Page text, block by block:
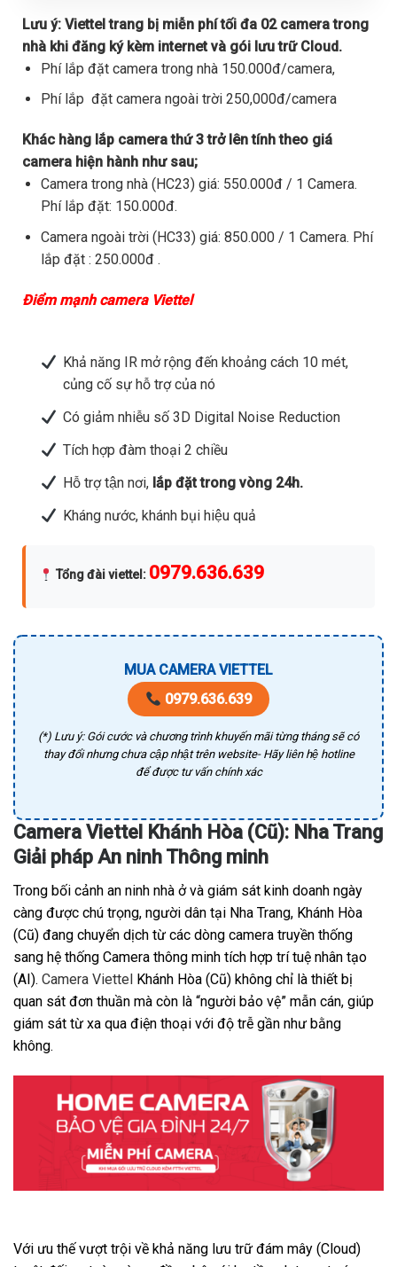
Lưu ý: Viettel trang bị miễn phí tối đa 02 camera trong
nhà khi đăng ký kèm internet và gói lưu trữ Cloud.
Phí lắp đặt camera trong nhà 150.000đ/camera,
Phí lắp đặt camera ngoài trời 250,000đ/camera
Khác hàng lắp camera thứ 3 trở lên tính theo giá
camera hiện hành như sau;
Camera trong nhà (HC23) giá: 550.000đ / 1 Camera.
Phí lắp đặt: 150.000đ.
Camera ngoài trời (HC33) giá: 850.000 / 1 Camera. Phí
lắp đặt : 250.000đ .
Điểm mạnh camera Viettel
Khả năng IR mở rộng đến khoảng cách 10 mét,
củng cố sự hỗ trợ của nó
Có giảm nhiễu số 3D Digital Noise Reduction
Tích hợp đàm thoại 2 chiều
Hỗ trợ tận nơi,lắp đặt trong vòng 24h.
Kháng nước, khánh bụi hiệu quả
Tổng đài viettel : 0979.636.639
MUA CAMERA VIETTEL
0979.636.639
(*) Lưu ý: Gói cước và chương trình khuyến mãi từng tháng sẽ có
thay đổi nhưng chưa cập nhật trên website- Hãy liên hệ hotline
để được tư vấn chính xác
Camera Viettel Khánh Hòa (Cũ): Nha Trang
Giải pháp An ninh Thông minh
Trong bối cảnh an ninh nhà ở và giám sát kinh doanh ngày
càng được chú trọng, người dân tại Nha Trang, Khánh Hòa
(Cũ) đang chuyển dịch từ các dòng camera truyền thống
sang hệ thống Camera thông minh tích hợp trí tuệ nhân tạo
(AI). Camera Viettel Khánh Hòa (Cũ) không chỉ là thiết bị
quan sát đơn thuần mà còn là “người bảo vệ” mẫn cán, giúp
giám sát từ xa qua điện thoại với độ trễ gần như bằng
không.
Với ưu thế vượt trội về khả năng lưu trữ đám mây (Cloud)